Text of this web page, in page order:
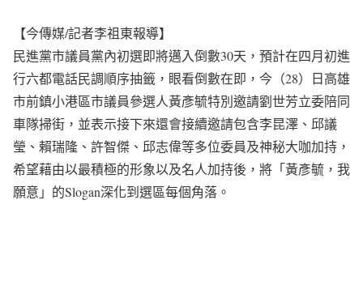
【今傳媒/記者李祖東報導】
民進黨市議員黨內初選即將邁入倒數30天，預計在四月初進
行六都電話民調順序抽籤，眼看倒數在即，今（28）日高雄
市前鎮小港區市議員參選人黃彥毓特別邀請劉世芳立委陪同
車隊掃街，並表示接下來還會接續邀請包含李昆澤、邱議
瑩、賴瑞隆、許智傑、邱志偉等多位委員及神秘大咖加持，
希望藉由以最積極的形象以及名人加持後，將「黃彥毓，我
願意」的Slogan深化到選區每個角落。